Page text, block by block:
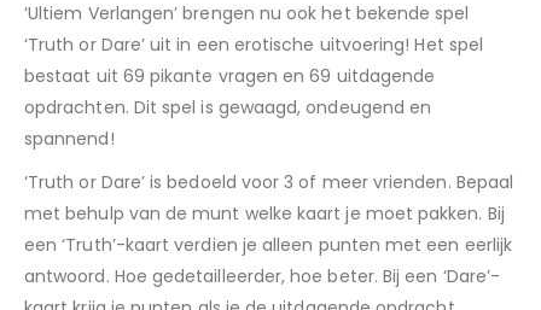
‘Ultiem Verlangen’ brengen nu ook het bekende spel
‘Truth or Dare’ uit in een erotische uitvoering! Het spel
bestaat uit 69 pikante vragen en 69 uitdagende
opdrachten. Dit spel is gewaagd, ondeugend en
spannend!
‘Truth or Dare’ is bedoeld voor 3 of meer vrienden. Bepaal
met behulp van de munt welke kaart je moet pakken. Bij
een ‘Truth’-kaart verdien je alleen punten met een eerlijk
antwoord. Hoe gedetailleerder, hoe beter. Bij een ‘Dare’-